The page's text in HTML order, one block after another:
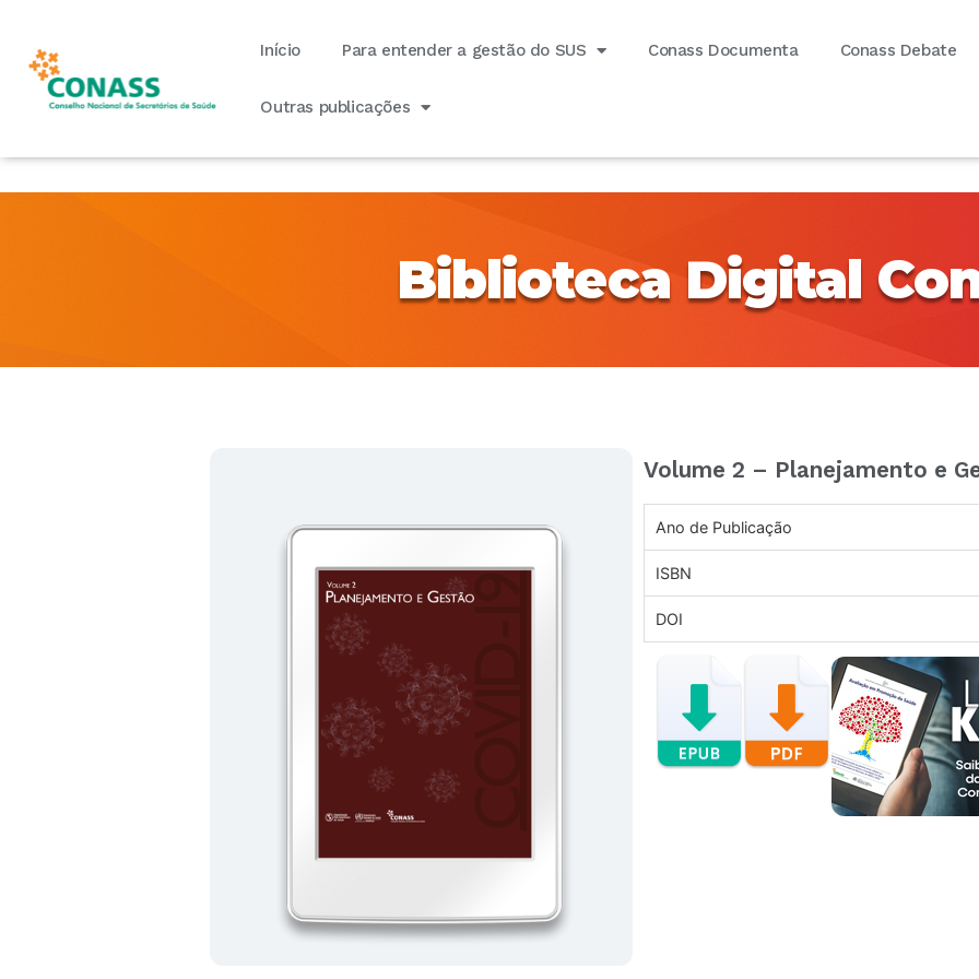
Início Para entender a gestão do SUS Conass Documenta Conass Debate
Outras publicações
Biblioteca Digital
Volume 2 – Planejamento e
Ano de Publicação
ISBN
DOI